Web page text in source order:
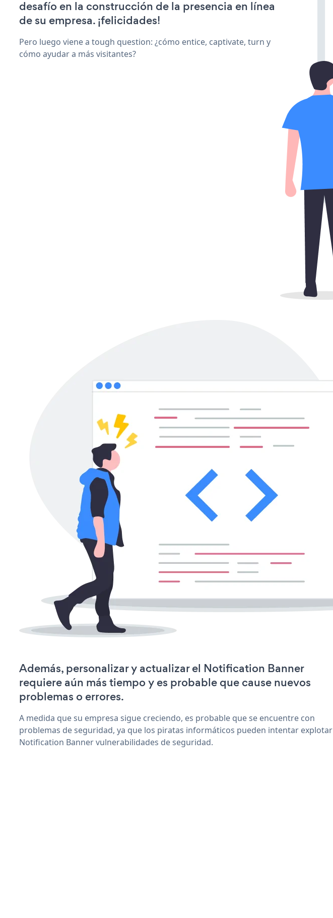
desafío en la construcción de la presencia en línea
de su empresa. ¡felicidades!
Pero luego viene a tough question: ¿cómo entice, captivate, turn y
cómo ayudar a más visitantes?
Además, personalizar y actualizar el Notification Banner
requiere aún más tiempo y es probable que cause nuevos
problemas o errores.
A medida que su empresa sigue creciendo, es probable que se encuentre con
problemas de seguridad, ya que los piratas informáticos pueden intentar explotar
Notification Banner vulnerabilidades de seguridad.